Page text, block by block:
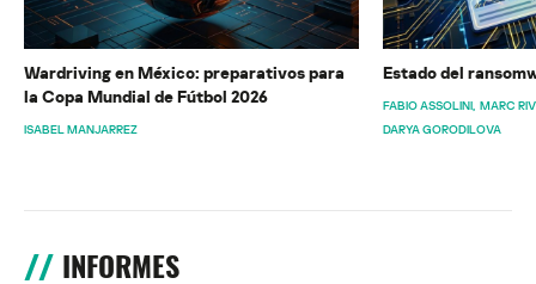
Wardriving en México: preparativos para
la Copa Mundial de Fútbol 2026
ISABEL MANJARREZ
Estado del
FABIO ASSOLINI MARC
DARYA GORODILOVA
INFORMES